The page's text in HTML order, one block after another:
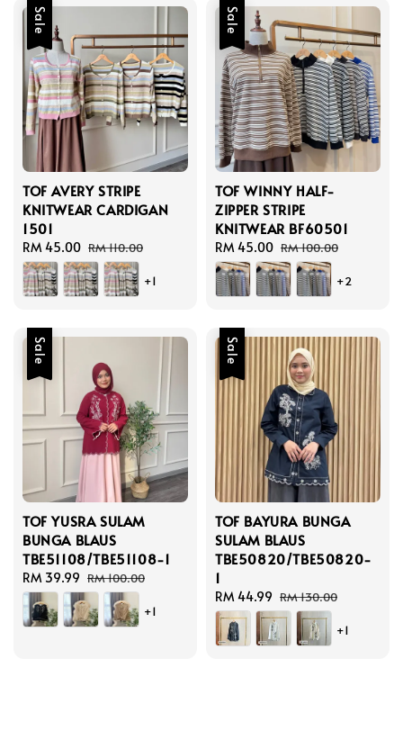
Sale
TOF AVERY STRIPE
KNITWEAR CARDIGAN
1501
Sale
price
RM 45.00 Regular
price
RM 110.00
+1
Sale
TOF WINNY HALF-
ZIPPER STRIPE
KNITWEAR BF60501
Sale
price
RM 45.00 Regular
price
RM 100.00
+2
Sale
TOF YUSRA SULAM
BUNGA BLAUS
TBE51108/TBE51108-1
Sale
price
RM 39.99 Regular
price
RM 100.00
+1
Sale
TOF BAYURA BUNGA
SULAM BLAUS
TBE50820/TBE50820-
1
Sale
price
RM 44.99 Regular
price
RM 130.00
+1